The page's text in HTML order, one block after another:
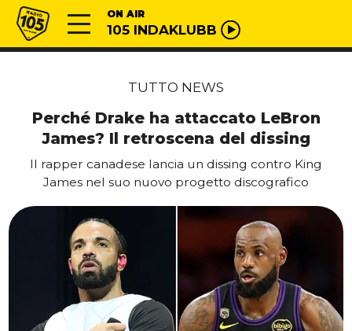
Vai al contenuto
Radio 105 ON AIR
105 INDAKLUBB
TUTTO NEWS
Perché Drake ha attaccato LeBron
James? Il retroscena del dissing
Il rapper canadese lancia un dissing contro King
James nel suo nuovo progetto discografico